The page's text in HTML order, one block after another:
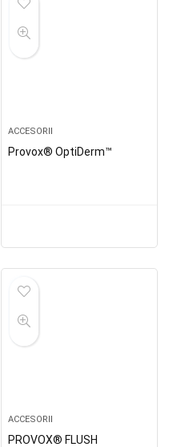
ACCESORII
Provox® OptiDerm™
ACCESORII
PROVOX® FLUSH